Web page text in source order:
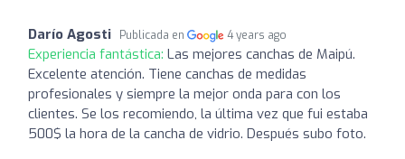
Darío Agosti Publicada en 4 years ago
Experiencia fantástica: Las mejores canchas de Maipú.
Excelente atención. Tiene canchas de medidas
profesionales y siempre la mejor onda para con los
clientes. Se los recomiendo, la última vez que fui estaba
500$ la hora de la cancha de vidrio. Después subo foto.